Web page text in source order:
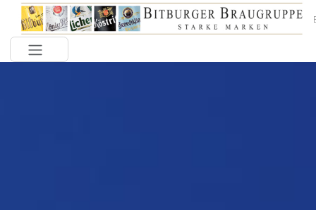
Toggle navigation